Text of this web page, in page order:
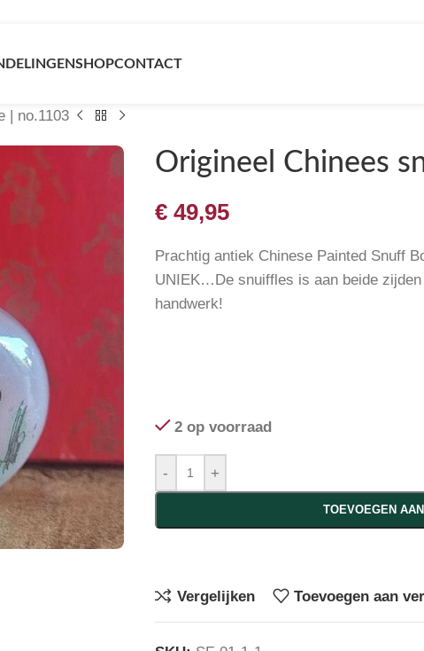
SHOPCONTACT
| no.1103
Origineel Chinees
€49,95
Prachtig antiek Chinese Painted Snuff
UNIEK…De snuiffles is aan beide
handwerk!
2 op voorraad
- +
TOEVOEGEN
Vergelijken Toevoegen aan